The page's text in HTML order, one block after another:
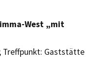
West „mit
Treffpunkt: Gaststätte